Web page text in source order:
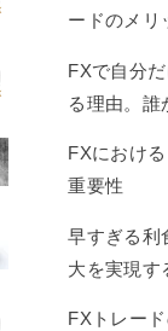
ードのメリ
FXで自分
る理由。誰
FXにおけ
重要性
早すぎる利
大を実現す
FXトレー